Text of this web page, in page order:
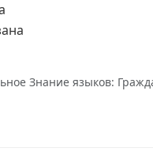
Знание языков: